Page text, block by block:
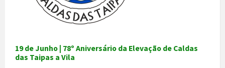
19 de Junho | 78º Aniversário da Elevação de Caldas
das Taipas a Vila